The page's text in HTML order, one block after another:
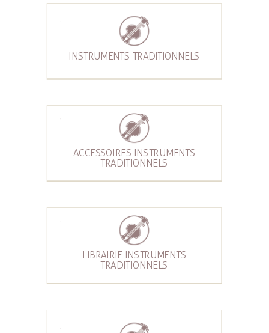
INSTRUMENTS TRADITIONNELS
ACCESSOIRES INSTRUMENTS
TRADITIONNELS
LIBRAIRIE INSTRUMENTS
TRADITIONNELS